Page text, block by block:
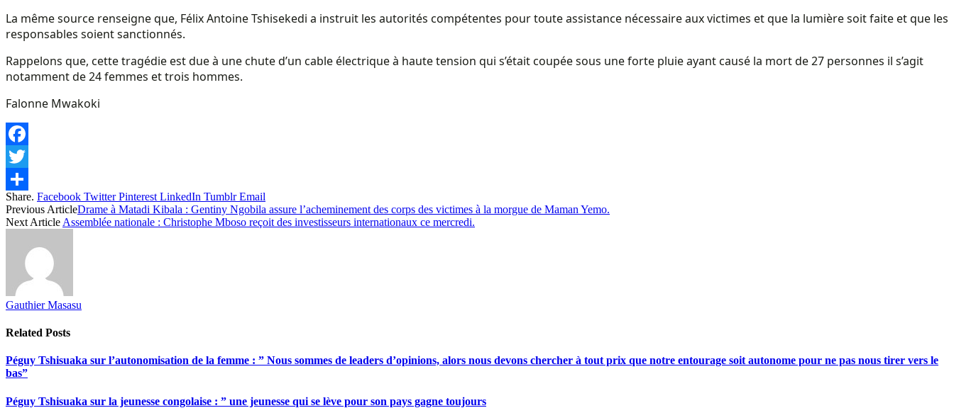
La même source renseigne que, Félix Antoine Tshisekedi a instruit les autorités compétentes pour toute assistance nécessaire aux victimes et que la lumière soit faite et que les
responsables soient sanctionnés.
Rappelons que, cette tragédie est due à une chute d’un cable électrique à haute tension qui s’était coupée sous une forte pluie ayant causé la mort de 27 personnes il s’agit
notamment de 24 femmes et trois hommes.
Falonne Mwakoki
Facebook
Twitter
Share
Share. Facebook Twitter Pinterest LinkedIn Tumblr Email
Previous ArticleDrame à Matadi Kibala : Gentiny Ngobila assure l’acheminement des corps des victimes à la morgue de Maman Yemo.
Next Article Assemblée nationale : Christophe Mboso reçoit des investisseurs internationaux ce mercredi.
Gauthier Masasu
Related Posts
Péguy Tshisuaka sur l’autonomisation de la femme : ” Nous sommes de leaders d’opinions, alors nous devons chercher à tout prix que notre entourage soit autonome pour ne pas nous tirer vers le
bas”
Péguy Tshisuaka sur la jeunesse congolaise : ” une jeunesse qui se lève pour son pays gagne toujours